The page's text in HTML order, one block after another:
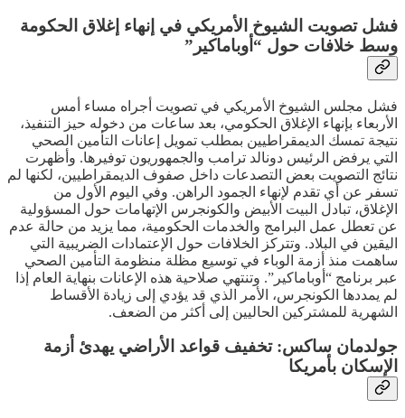
فشل تصويت الشيوخ الأمريكي في إنهاء إغلاق الحكومة
وسط خلافات حول “أوباماكير”
فشل مجلس الشيوخ الأمريكي في تصويت أجراه مساء أمس
الأربعاء بإنهاء الإغلاق الحكومي، بعد ساعات من دخوله حيز التنفيذ،
نتيجة تمسك الديمقراطيين بمطلب تمويل إعانات التأمين الصحي
التي يرفض الرئيس دونالد ترامب والجمهوريون توفيرها. وأظهرت
نتائج التصويت بعض التصدعات داخل صفوف الديمقراطيين، لكنها لم
تسفر عن أي تقدم لإنهاء الجمود الراهن. وفي اليوم الأول من
الإغلاق، تبادل البيت الأبيض والكونجرس الإتهامات حول المسؤولية
عن تعطل عمل البرامج والخدمات الحكومية، مما يزيد من حالة عدم
اليقين في البلاد. وتتركز الخلافات حول الإعتمادات الضريبية التي
ساهمت منذ أزمة الوباء في توسيع مظلة منظومة التأمين الصحي
عبر برنامج “أوباماكير”. وتنتهي صلاحية هذه الإعانات بنهاية العام إذا
لم يمددها الكونجرس، الأمر الذي قد يؤدي إلى زيادة الأقساط
الشهرية للمشتركين الحاليين إلى أكثر من الضعف.
جولدمان ساكس: تخفيف قواعد الأراضي يهدئ أزمة
الإسكان بأمريكا